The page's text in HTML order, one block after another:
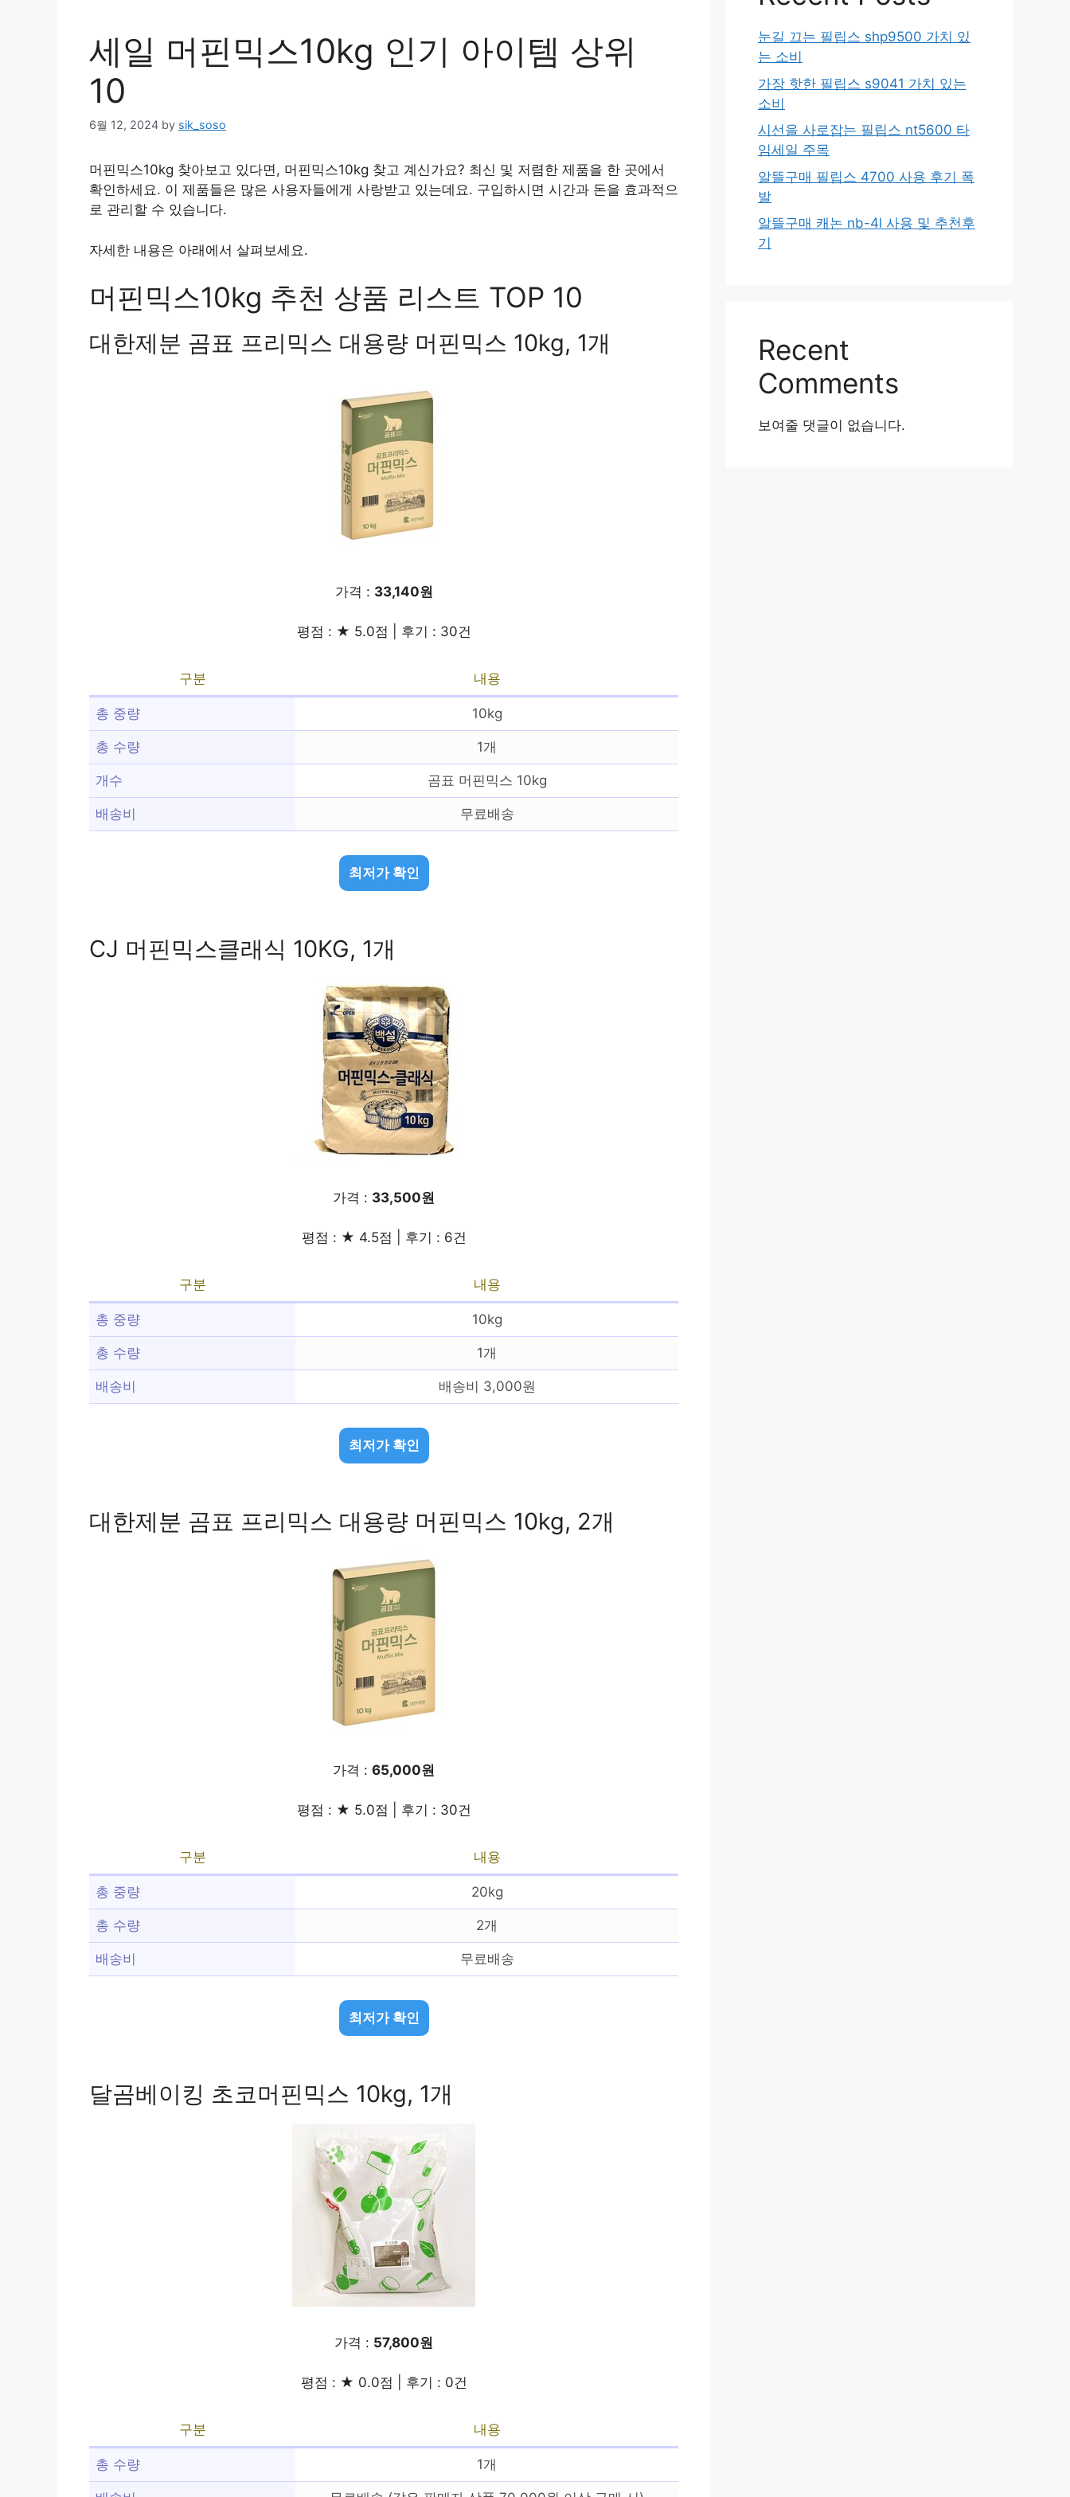
세일 머핀믹스10kg 인기 아이템 상위
10
6월 12, 2024 by sik_soso
머핀믹스10kg 찾아보고 있다면, 머핀믹스10kg 찾고 계신가요? 최신 및 저렴한 제품을 한 곳에서
확인하세요. 이 제품들은 많은 사용자들에게 사랑받고 있는데요. 구입하시면 시간과 돈을 효과적으
로 관리할 수 있습니다.
자세한 내용은 아래에서 살펴보세요.
머핀믹스10kg 추천 상품 리스트 TOP 10
대한제분 곰표 프리믹스 대용량 머핀믹스 10kg, 1개
가격 : 33,140원
평점 : ★ 5.0점 | 후기 : 30건
구분 내용
총 중량 10kg
총 수량 1개
개수 곰표 머핀믹스 10kg
배송비 무료배송
최저가 확인
CJ 머핀믹스클래식 10KG, 1개
가격 : 33,500원
평점 : ★ 4.5점 | 후기 : 6건
구분 내용
총 중량 10kg
총 수량 1개
배송비 배송비 3,000원
최저가 확인
대한제분 곰표 프리믹스 대용량 머핀믹스 10kg, 2개
가격 : 65,000원
평점 : ★ 5.0점 | 후기 : 30건
구분 내용
총 중량 20kg
총 수량 2개
배송비 무료배송
최저가 확인
달곰베이킹 초코머핀믹스 10kg, 1개
가격 : 57,800원
평점 : ★ 0.0점 | 후기 : 0건
구분 내용
총 수량 1개
눈길 끄는 필립스 shp9500 가치 있
는 소비
가장 핫한 필립스 s9041 가치 있는
소비
시선을 사로잡는 필립스 nt5600 타
임세일 주목
알뜰구매 필립스 4700 사용 후기 폭
발
알뜰구매 캐논 nb-4l 사용 및 추천후
기
Recent
Comments
보여줄 댓글이 없습니다.